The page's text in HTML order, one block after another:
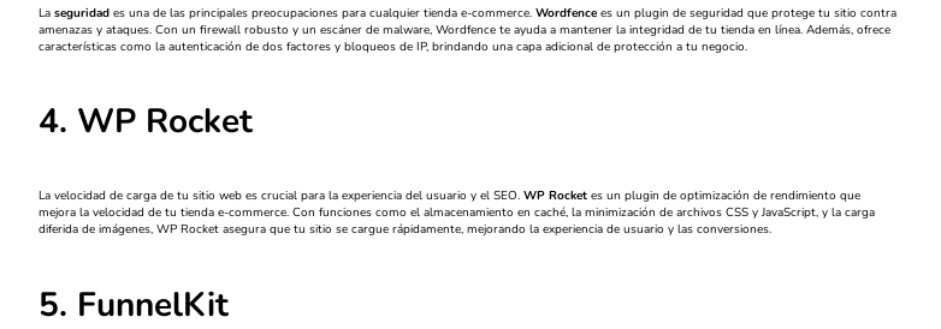
La seguridades una de las principales preocupaciones para cualquier tienda e-commerce. Wordfencees un plugin de seguridad que protege tu sitio contra
amenazas y ataques. Con un firewall robusto y un escáner de malware, Wordfence te ayuda a mantener la integridad de tu tienda en línea. Además, ofrece
características como la autenticación de dos factores y bloqueos de IP, brindando una capa adicional de protección a tu negocio.
4. WP Rocket
La velocidad de carga de tu sitio web es crucial para la experiencia del usuario y el SEO. WP Rocketes un plugin de optimización de rendimiento que
mejora la velocidad de tu tienda e-commerce. Con funciones como el almacenamiento en caché, la minimización de archivos CSS y JavaScript, y la carga
diferida de imágenes, WP Rocket asegura que tu sitio se cargue rápidamente, mejorando la experiencia de usuario y las conversiones.
5. FunnelKit